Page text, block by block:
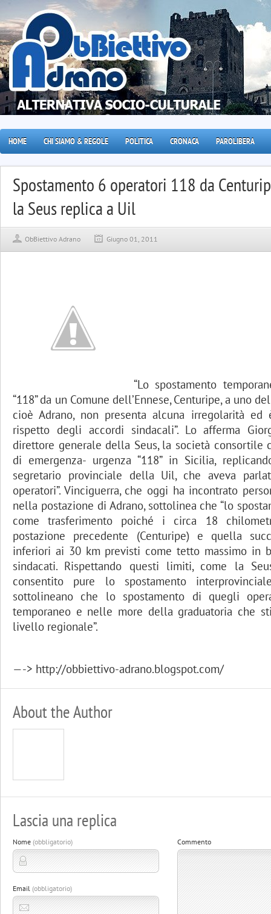
HOME CHI SIAMO & REGOLE POLITICA CRONACA PAROLIBERA
Spostamento 6 operatori 118 da
la Seus replica a Uil
ObBiettivo Adrano Giugno 01, 2011
“Lo spostamento
“118” da un Comune dell’Ennese, Centuripe, a uno
cioè Adrano, non presenta alcuna irregolarità
rispetto degli accordi sindacali”. Lo afferma
direttore generale della Seus, la società consortile
di emergenza- urgenza “118” in Sicilia,
segretario provinciale della Uil, che aveva
operatori”. Vinciguerra, che oggi ha incontrato
nella postazione di Adrano, sottolinea che “lo
come trasferimento poiché i circa 18
postazione precedente (Centuripe) e quella
inferiori ai 30 km previsti come tetto massimo in
sindacati. Rispettando questi limiti, come la
consentito pure lo spostamento
sottolineano che lo spostamento di quegli
temporaneo e nelle more della graduatoria che
livello regionale”.
—-> http://obbiettivo-adrano.blogspot.com/
About the Author
Lascia una replica
Nome (obbligatorio)
Email (obbligatorio)
Commento